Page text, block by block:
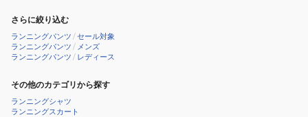
さらに絞り込む
ランニングパンツ /セール対象
ランニングパンツ / メンズ
ランニングパンツ / レディース
その他のカテゴリから探す
ランニングシャツ
ランニングスカート